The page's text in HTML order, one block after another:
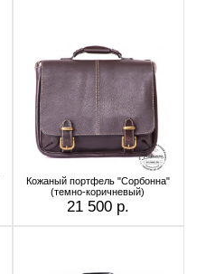
Кожаный портфель "Сорбонна"
(темно-коричневый)
21 500 р.